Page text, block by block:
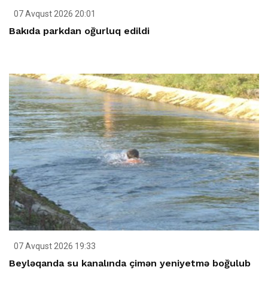
07 Avqust 2026 20:01
Bakıda parkdan oğurluq edildi
07 Avqust 2026 19:33
Beyləqanda su kanalında çimən yeniyetmə boğulub